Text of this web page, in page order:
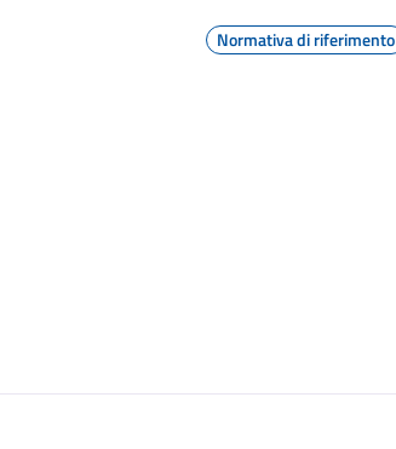
Normativa di riferimento